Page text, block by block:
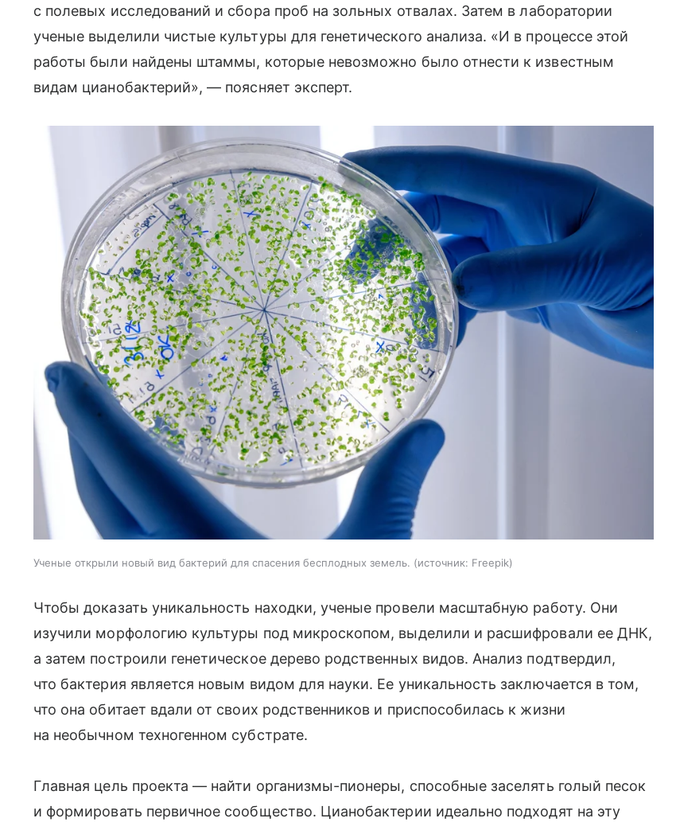
с полевых исследований и сбора проб на зольных отвалах. Затем в лаборатории
ученые выделили чистые культуры для генетического анализа. «И в процессе этой
работы были найдены штаммы, которые невозможно было отнести к известным
видам цианобактерий», — поясняет эксперт.
Ученые открыли новый вид бактерий для спасения бесплодных земель. источник: Freepik
Чтобы доказать уникальность находки, ученые провели масштабную работу. Они
изучили морфологию культуры под микроскопом, выделили и расшифровали ее ДНК,
а затем построили генетическое дерево родственных видов. Анализ подтвердил,
что бактерия является новым видом для науки. Ее уникальность заключается в том,
что она обитает вдали от своих родственников и приспособилась к жизни
на необычном техногенном субстрате.
Главная цель проекта — найти организмы-пионеры, способные заселять голый песок
и формировать первичное сообщество. Цианобактерии идеально подходят на эту